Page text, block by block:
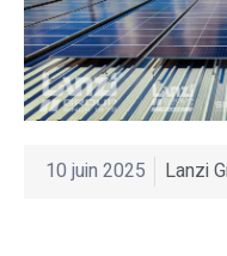
10 juin 2025 Lanzi